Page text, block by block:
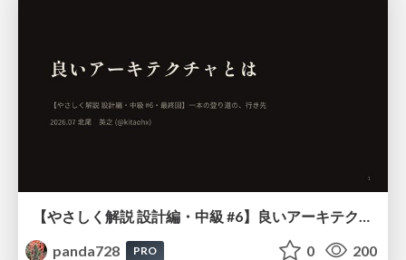
panda728
PRO 0 200